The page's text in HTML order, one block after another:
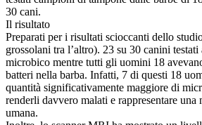
30 cani.
Il risultato
Preparati per i risultati scioccanti dello
grossolani tra l’altro). 23 su 30 canini
microbico mentre tutti gli uomini 18
batteri nella barba. Infatti, 7 di questi 18
quantità significativamente maggiore di
renderli davvero malati e rappresentare una
umana.